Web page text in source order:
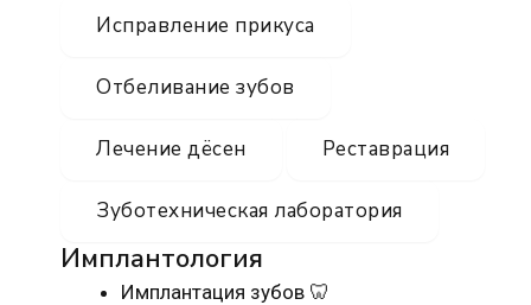
Исправление прикуса
Отбеливание зубов
Лечение дёсен Реставрация
Зуботехническая лаборатория
Имплантология
Имплантация зубов 🦷